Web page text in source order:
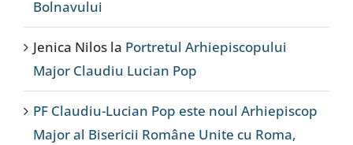
Bolnavului
Jenica Nilos la Portretul Arhiepiscopului
Major Claudiu Lucian Pop
PF Claudiu-Lucian Pop este noul Arhiepiscop
Major al Bisericii Române Unite cu Roma,